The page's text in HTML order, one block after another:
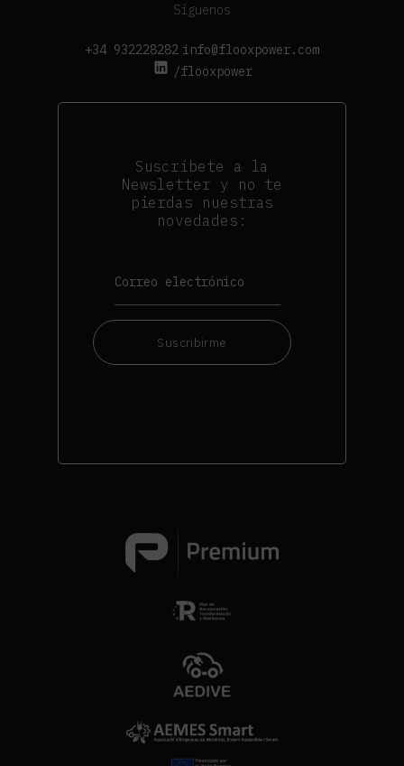
Síguenos
+34 932228282 info@flooxpower.com
/flooxpower
Suscríbete a la
Newsletter y no te
pierdas nuestras
novedades:
Suscribirme